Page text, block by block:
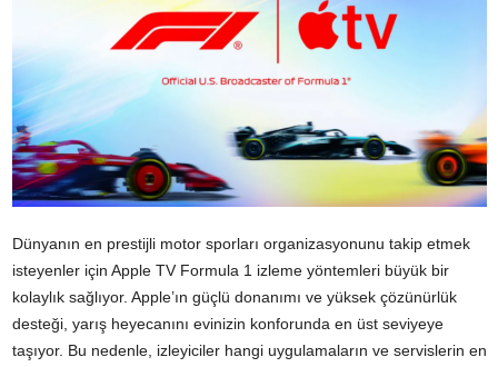
Dünyanın en prestijli motor sporları organizasyonunu takip etmek
isteyenler için Apple TV Formula 1 izleme yöntemleri büyük bir
kolaylık sağlıyor. Apple’ın güçlü donanımı ve yüksek çözünürlük
desteği, yarış heyecanını evinizin konforunda en üst seviyeye
taşıyor. Bu nedenle, izleyiciler hangi uygulamaların ve servislerin en